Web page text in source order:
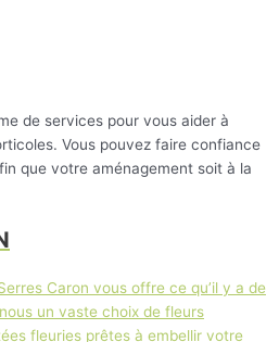
de services pour vous aider à
Vous pouvez faire confiance
que votre aménagement soit à la
Caron vous offre ce qu’il y a de
un vaste choix de fleurs
fleuries prêtes à embellir votre